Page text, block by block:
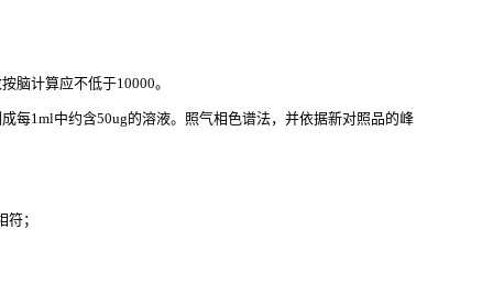
脑计算应不低于10000。
每1ml中约含50ug的溶液。照气相色谱法，并依据新对照品的峰
；